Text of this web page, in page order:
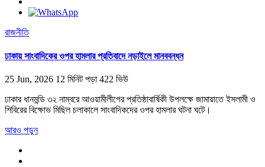
রাজনীতি
ঢাকায় সাংবাদিকের ওপর হামলার প্রতিবাদে নড়াইলে মানববন্ধন
25 Jun, 2026 12 মিনিট পড়া 422 ভিউ
ঢাকার ধানমন্ডি ৩২ নাম্বরে আওয়ামীলীগের প্রতিষ্ঠাবার্ষিকী উপলক্ষে জামায়াতে ইসলামী ও
শিবিরের বিক্ষোভ মিছিল চলাকালে সাংবাদিকদের ওপর হামলার ঘটনা ঘটে।
আরও পড়ুন